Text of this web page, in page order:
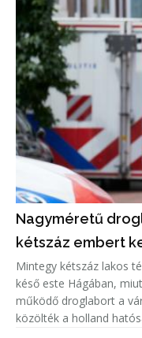
Nagyméretű
kétszáz embert
Mintegy kétszáz lakos
késő este Hágában,
működő droglabort a
közölték a holland